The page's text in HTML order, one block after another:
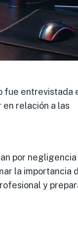
fue entrevistada
en relación a las
por negligencia
la importancia
y